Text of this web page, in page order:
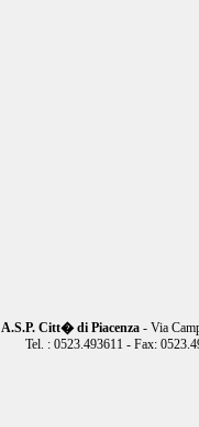
A.S.P. Citt� di Piacenza - Via
Tel. : 0523.493611 - Fax: